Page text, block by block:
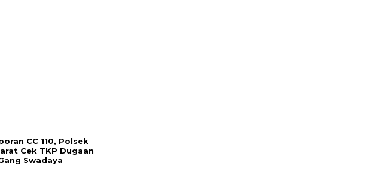
CC 110, Polsek
Cek TKP Dugaan
Swadaya